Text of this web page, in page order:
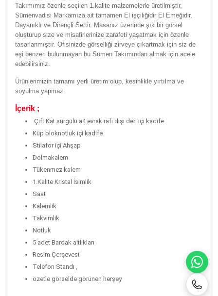
Takımımız özenle seçilen 1.kalite malzemelerle üretilmiştir,
Sümenvadisi Markamıza ait tamamen El işçiliğidir El Emeğidir,
Dayanıklı ve Dirençli Settir. Masanız üzerinde şık bir görsel
oluşturup size ve misafirlerinize zarafeti yaşatmak için özenle
tasarlanmıştır. Ofisinizde görselliği zirveye çıkartmak için siz de
eşi benzeri bulunmayan bu Sümen Takımından almak için acele
edebilirsiniz.
Ürünlerimizin tamamı yerli üretim olup, kesinlikle yırtılma ve
soyulma yapmaz.
İçerik ;
Çift Kat sürgülü a4 evrak rafı dışı deri içi kadife
Küp bloknotluk içi kadife
Stilafor içi Ahşap
Dolmakalem
Tükenmez kalem
1.Kalite Kristal İsimlik
Saat
Kalemlik
Takvimlik
Notluk
5 adet Bardak altlıkları
Resim Çerçevesi
Telefon Standı ,
özetle görselde görünen herşey